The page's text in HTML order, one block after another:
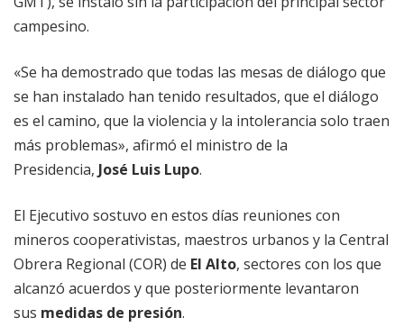
campesino.
«Se ha demostrado que todas las mesas de diálogo que
se han instalado han tenido resultados, que el diálogo
es el camino, que la violencia y la intolerancia solo traen
más problemas», afirmó el ministro de la
Presidencia, José Luis Lupo.
El Ejecutivo sostuvo en estos días reuniones con
mineros cooperativistas, maestros urbanos y la Central
Obrera Regional (COR) de El Alto, sectores con los que
alcanzó acuerdos y que posteriormente levantaron
sus medidas de presión.